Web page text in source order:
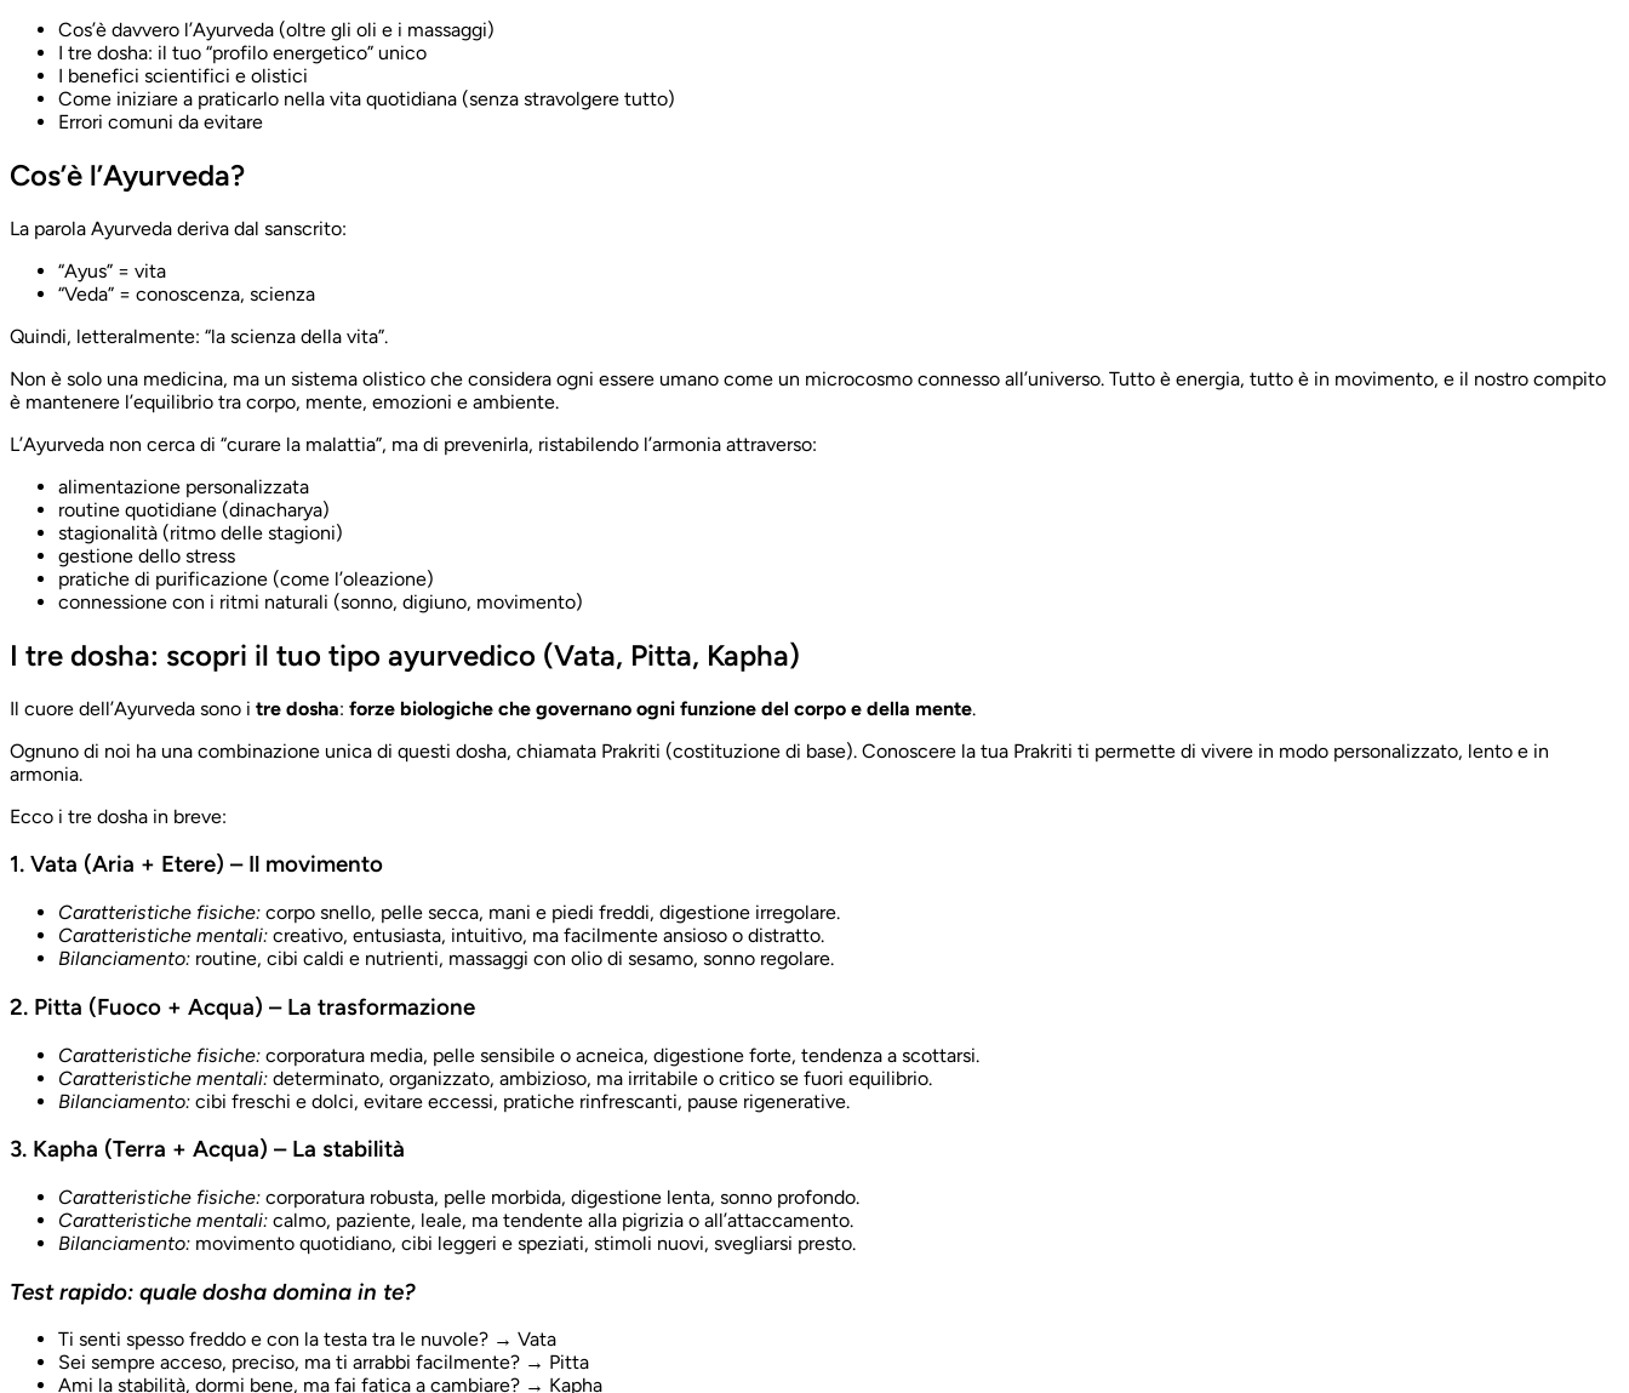
Cos’è davvero l’Ayurveda (oltre gli oli e i massaggi)
I tre dosha: il tuo “profilo energetico” unico
I benefici scientifici e olistici
Come iniziare a praticarlo nella vita quotidiana (senza stravolgere tutto)
Errori comuni da evitare
Cos’è l’Ayurveda?
La parola Ayurveda deriva dal sanscrito:
“Ayus” = vita
“Veda” = conoscenza, scienza
Quindi, letteralmente: “la scienza della vita”.
Non è solo una medicina, ma un sistema olistico che considera ogni essere umano come un microcosmo connesso all’universo. Tutto è energia, tutto è in movimento, e il nostro compito
è mantenere l’equilibrio tra corpo, mente, emozioni e ambiente.
L’Ayurveda non cerca di “curare la malattia”, ma di prevenirla, ristabilendo l’armonia attraverso:
alimentazione personalizzata
routine quotidiane (dinacharya)
stagionalità (ritmo delle stagioni)
gestione dello stress
pratiche di purificazione (come l’oleazione)
connessione con i ritmi naturali (sonno, digiuno, movimento)
I tre dosha: scopri il tuo tipo ayurvedico (Vata, Pitta, Kapha)
Il cuore dell’Ayurveda sono i tre dosha: forze biologiche che governano ogni funzione del corpo e della mente.
Ognuno di noi ha una combinazione unica di questi dosha, chiamata Prakriti (costituzione di base). Conoscere la tua Prakriti ti permette di vivere in modo personalizzato, lento e in
armonia.
Ecco i tre dosha in breve:
1. Vata (Aria + Etere) – Il movimento
Caratteristiche fisiche: corpo snello, pelle secca, mani e piedi freddi, digestione irregolare.
Caratteristiche mentali: creativo, entusiasta, intuitivo, ma facilmente ansioso o distratto.
Bilanciamento: routine, cibi caldi e nutrienti, massaggi con olio di sesamo, sonno regolare.
2. Pitta (Fuoco + Acqua) – La trasformazione
Caratteristiche fisiche: corporatura media, pelle sensibile o acneica, digestione forte, tendenza a scottarsi.
Caratteristiche mentali: determinato, organizzato, ambizioso, ma irritabile o critico se fuori equilibrio.
Bilanciamento: cibi freschi e dolci, evitare eccessi, pratiche rinfrescanti, pause rigenerative.
3. Kapha (Terra + Acqua) – La stabilità
Caratteristiche fisiche: corporatura robusta, pelle morbida, digestione lenta, sonno profondo.
Caratteristiche mentali: calmo, paziente, leale, ma tendente alla pigrizia o all’attaccamento.
Bilanciamento: movimento quotidiano, cibi leggeri e speziati, stimoli nuovi, svegliarsi presto.
Test rapido: quale dosha domina in te?
Ti senti spesso freddo e con la testa tra le nuvole? → Vata
Sei sempre acceso, preciso, ma ti arrabbi facilmente? → Pitta
Ami la stabilità, dormi bene, ma fai fatica a cambiare? → Kapha